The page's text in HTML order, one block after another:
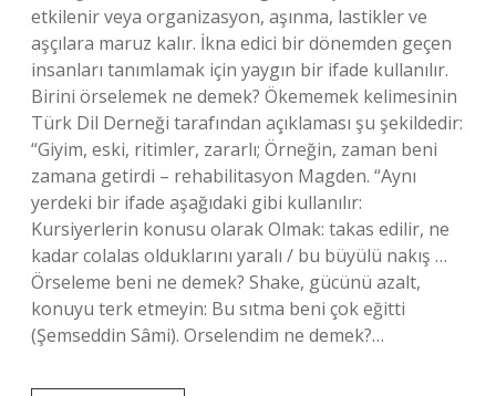
etkilenir veya organizasyon, aşınma, lastikler ve
aşçılara maruz kalır. İkna edici bir dönemden geçen
insanları tanımlamak için yaygın bir ifade kullanılır.
Birini örselemek ne demek? Ökememek kelimesinin
Türk Dil Derneği tarafından açıklaması şu şekildedir:
“Giyim, eski, ritimler, zararlı; Örneğin, zaman beni
zamana getirdi – rehabilitasyon Magden. “Aynı
yerdeki bir ifade aşağıdaki gibi kullanılır:
Kursiyerlerin konusu olarak Olmak: takas edilir, ne
kadar colalas olduklarını yaralı / bu büyülü nakış …
Örseleme beni ne demek? Shake, gücünü azalt,
konuyu terk etmeyin: Bu sıtma beni çok eğitti
(Şemseddin Sâmi). Orselendim ne demek?…